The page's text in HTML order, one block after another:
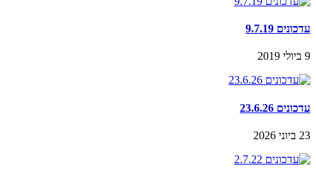
עדכונים 9.7.19
9 ביולי 2019
עדכונים 23.6.26
23 ביוני 2026